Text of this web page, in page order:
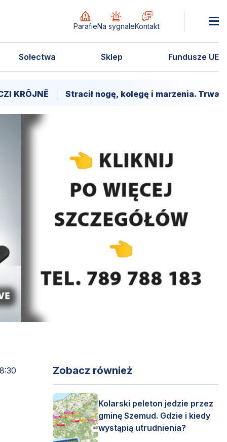
ParafieNa sygnaleKontakt
Sołectwa Sklep Fundusze UE
Stracił nogę, kolegę i marzenia. Trwa walka o
Zobacz również
Kolarski peleton jedzie przez
gminę Szemud. Gdzie i kiedy
wystąpią utrudnienia?